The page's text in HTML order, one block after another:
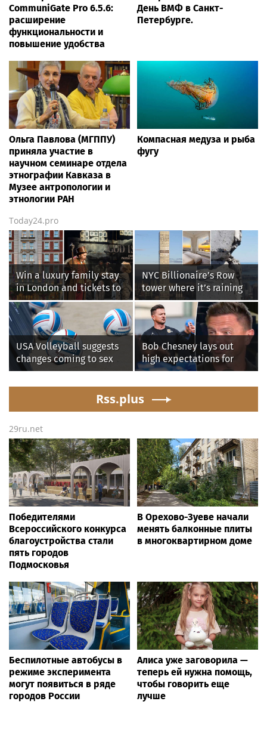
CommuniGate Pro 6.5.6:
расширение
функциональности и
повышение удобства
День ВМФ в Санкт-
Петербурге.
Ольга Павлова (МГППУ)
приняла участие в
научном семинаре отдела
этнографии Кавказа в
Музее антропологии и
этнологии РАН
Компасная медуза и рыба
фугу
Today24.pro
Win a luxury family stay
in London and tickets to
see West End smash-hit
Oliver!
NYC Billionaire’s Row
tower where it’s raining
‘chunks of concrete’
losing value fast: ‘It’s too
dangerous’
USA Volleyball suggests
changes coming to sex
testing, while junior
Bob Chesney lays out
high expectations for
UCLA athletics
Rss.plus
29ru.net
Победителями
Всероссийского конкурса
благоустройства стали
пять городов
Подмосковья
В Орехово-Зуеве начали
менять балконные плиты
в многоквартирном доме
Беспилотные автобусы в
режиме эксперимента
могут появиться в ряде
городов России
Алиса уже заговорила —
теперь ей нужна помощь,
чтобы говорить еще
лучше